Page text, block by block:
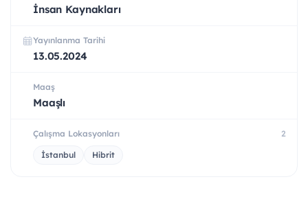
İnsan Kaynakları
Yayınlanma Tarihi
13.05.2024
Maaş
Maaşlı
Çalışma Lokasyonları 2
İstanbul Hibrit